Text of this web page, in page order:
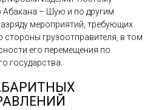
Абакана – Шую и по другим
мероприятий, требующих
грузоотправителя, в том
его перемещения по
государства.